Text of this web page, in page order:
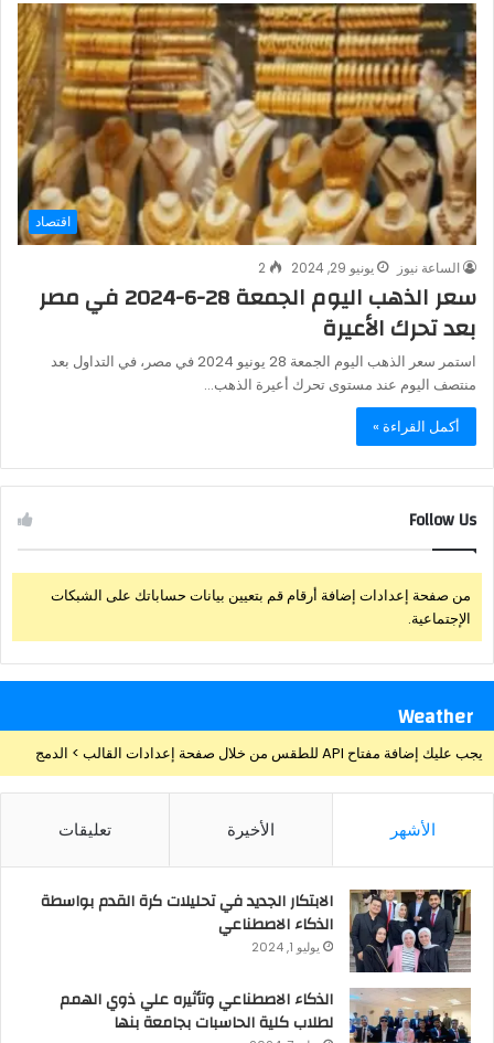
اقتصاد
الساعة نيوز يونيو 29, 2024 2
سعر الذهب اليوم الجمعة 28-6-2024 في مصر
بعد تحرك الأعيرة
استمر سعر الذهب اليوم الجمعة 28 يونيو 2024 في مصر، في التداول بعد
منتصف اليوم عند مستوى تحرك أعيرة الذهب…
أكمل القراءة »
Follow Us
من صفحة إعدادات إضافة أرقام قم بتعيين بيانات حساباتك على الشبكات
الإجتماعية.
Weather
يجب عليك إضافة مفتاح API للطقس من خلال صفحة إعدادات القالب > الدمج
الأشهر الأخيرة تعليقات
الابتكار الجديد في تحليلات كرة القدم بواسطة
الذكاء الاصطناعي
يوليو 1, 2024
الذكاء الاصطناعي وتأثيره علي ذوي الهمم
لطلاب كلية الحاسبات بجامعة بنها